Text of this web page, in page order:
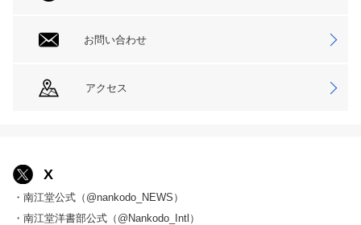
お問い合わせ
アクセス
X
・南江堂公式（@nankodo_NEWS）
・南江堂洋書部公式（@Nankodo_Intl）